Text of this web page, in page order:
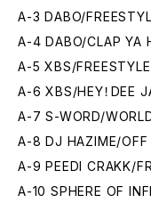
A-3 DABO/
A-4 DABO/ CLAP YA
A-5 XBS/ FREESTYLE
A-6 XBS/HEY！DEE
A-7 S-WORD/
A-8 DJ HAZIME/
A-9 PEEDI CRAKK/
A-10 SPHERE OF